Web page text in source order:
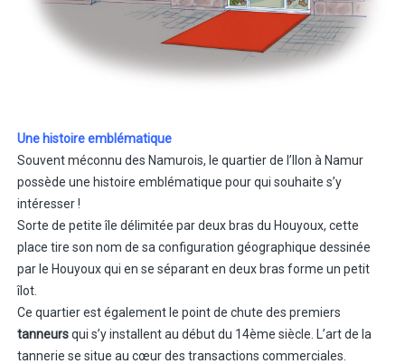
Une histoire emblématique
Souvent méconnu des Namurois, le quartier de l’Ilon à Namur
possède une histoire emblématique pour qui souhaite s’y
intéresser !
Sorte de petite île délimitée par deux bras du Houyoux, cette
place tire son nom de sa configuration géographique dessinée
par le Houyoux qui en se séparant en deux bras forme un petit
îlot.
Ce quartier est également le point de chute des premiers
tanneursqui s’y installent au début du 14ème siècle. L’art de la
tannerie se situe au cœur des transactions commerciales.